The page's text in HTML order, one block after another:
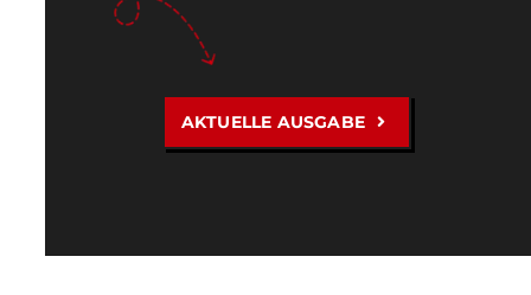
AKTUELLE AUSGABE